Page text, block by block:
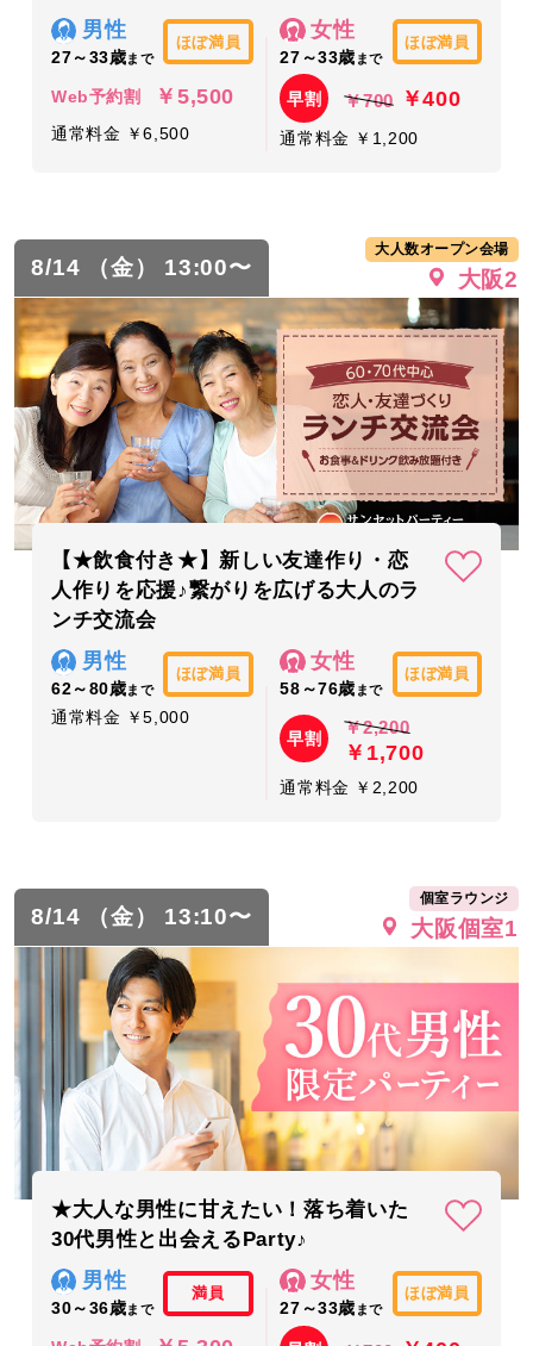
男性
27～33歳まで
ほぼ満員
Web予約割 ￥5,500
通常料金 ￥6,500
女性
27～33歳 まで
ほぼ満員
早割 ￥700 ￥400
通常料金 ￥1,200
8/14 （金） 13:00〜
大人数オープン会場
大阪2
【★飲食付き★】新しい友達作り・恋
人作りを応援♪繋がりを広げる大人のラ
ンチ交流会
男性
62～80歳まで
ほぼ満員
通常料金 ￥5,000
女性
58～76歳 まで
ほぼ満員
早割
￥2,200
￥1,700
通常料金 ￥2,200
8/14 （金） 13:10〜
個室ラウンジ
大阪個室1
★大人な男性に甘えたい！落ち着いた
30代男性と出会えるParty♪
男性
30～36歳まで
満員
女性
27～33歳 まで
ほぼ満員